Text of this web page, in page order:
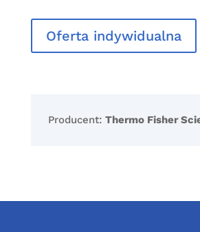
Oferta indywidualna
Producent: Thermo Fisher